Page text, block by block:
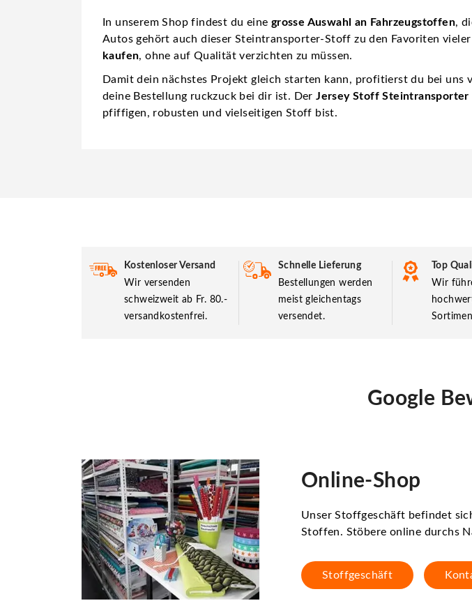
In unserem Shop findest du eine grosse Auswahl an Fahrzeugstoffen,
Autos gehört auch dieser Steintransporter-Stoff zu den Favoriten
kaufen, ohne auf Qualität verzichten zu müssen.
Damit dein nächstes Projekt gleich starten kann, profitierst du bei uns
deine Bestellung ruckzuck bei dir ist. DerJersey Stoff Steintransporter
pfiffigen, robusten und vielseitigen Stoff bist.
Kostenloser Versand
Wir versenden
schweizweit ab Fr. 80.-
versandkostenfrei.
Schnelle Lieferung
Bestellungen werden
meist gleichentags
versendet.
Top
Wir
Google
Online-Shop
Unser Stoffgeschäft befindet
Stoffen. Stöbere online durchs
Stoffgeschäft